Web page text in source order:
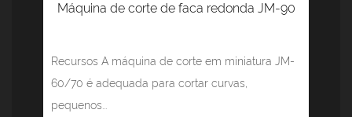
Máquina de corte de faca redonda JM-90
Recursos A máquina de corte em miniatura JM-
60/70 é adequada para cortar curvas,
pequenos...